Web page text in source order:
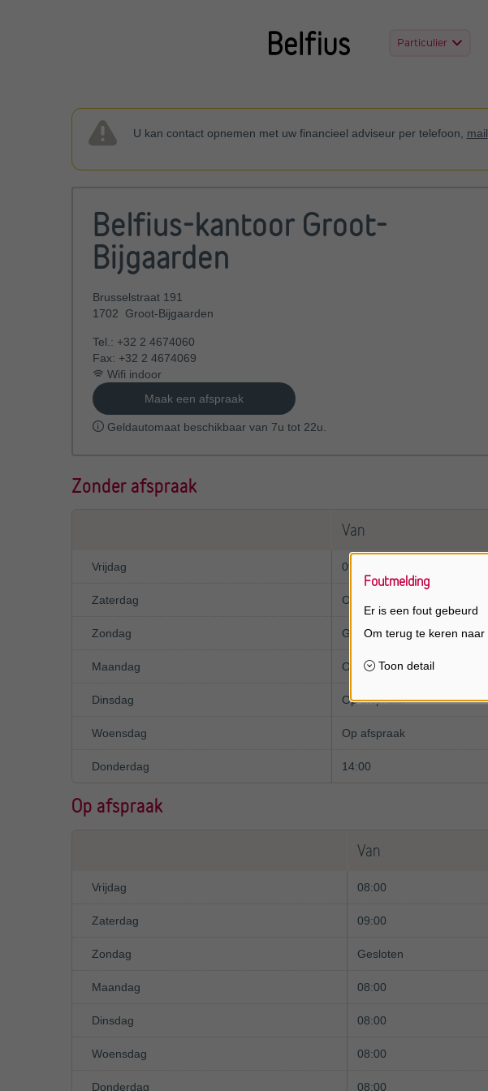
U kan contact opnemen met uw financieel adviseur per telefoon, mail
Belfius-kantoor Groot-
Bijgaarden
Brusselstraat 191
1702
Groot-Bijgaarden
Tel.: +32 2 4674060
Fax: +32 2 4674069
Wifi indoor
Maak een afspraak
Geldautomaat beschikbaar van 7u tot 22u.
Zonder afspraak
Van
Vrijdag 09:00
Zaterdag Op afspraak
Zondag Gesloten
Maandag Op afspraak
Dinsdag Op afspraak
Woensdag Op afspraak
Donderdag 14:00
Op afspraak
Van
Vrijdag 08:00
Zaterdag 09:00
Zondag Gesloten
Maandag 08:00
Dinsdag 08:00
Woensdag 08:00
Donderdag 08:00
Foutmelding
Er is een fout gebeurd